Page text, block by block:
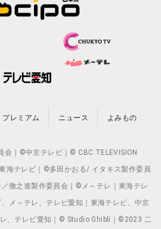
プレミアム ニュース よみもの
会｜©中京テレビ｜© CBC TELEVISION
海テレビ｜©多田かおる/ イタキス製作委員
徹之進製作委員会｜©メ～テレ｜東海テレ
メ～テレ、テレビ愛知｜東海テレビ、中京
、テレビ愛知｜© Studio Ghibli｜©2023 二